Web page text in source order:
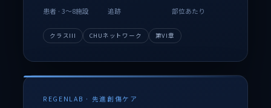
患者 · 3～8施設 追跡 部位あたり
クラスIII CHUネットワーク 第VI章
REGENLAB · 先進創傷ケア